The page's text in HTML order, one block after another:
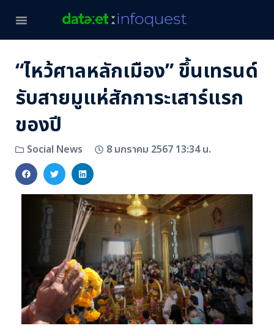
“ไหว้ศาลหลักเมือง” ขึ้นเทรนด์
รับสายมูแห่สักการะเสาร์แรก
ของปี
Social News 8 มกราคม 2567 13:34 น.